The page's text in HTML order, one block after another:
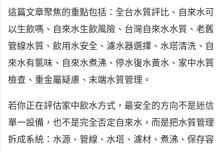
這篇文章聚焦的重點包括：全台水質評比、自來水可
以生飲嗎、自來水生飲風險、台灣自來水水質、老舊
管線水質、飲用水安全、濾水器選擇、水塔清洗、自
來水有氯味、自來水煮沸、停水復水黃水、家中水質
檢查、重金屬疑慮、末端水質管理。
若你正在評估家中飲水方式，最安全的方向不是迷信
單一設備，也不是完全否定自來水，而是把水質管理
拆成系統：水源、管線、水塔、濾材、煮沸、保存容